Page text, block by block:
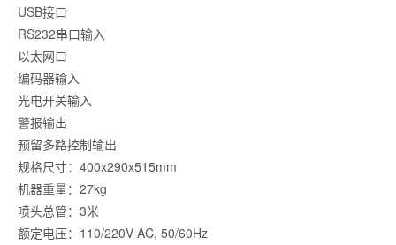
USB接口
RS232串口输入
以太网口
编码器输入
光电开关输入
警报输出
预留多路控制输出
规格尺寸：400x290x515mm
机器重量：27kg
喷头总管：3米
额定电压：110/220V AC, 50/60Hz